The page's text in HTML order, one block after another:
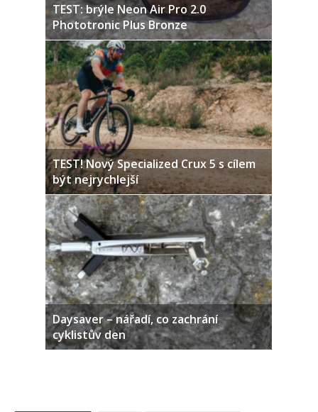
TEST: brýle Neon Air Pro 2.0
Phototronic Plus Bronze
TEST! Nový Specialized Crux 5 s cílem
být nejrychlejší
Daysaver – nářadí, co zachrání
cyklistův den